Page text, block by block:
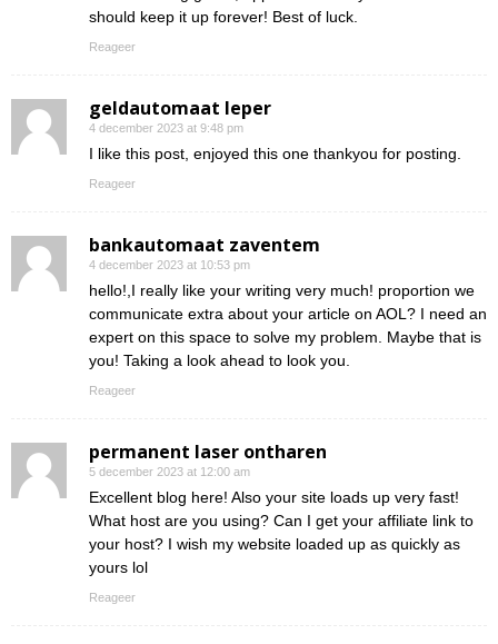
should keep it up forever! Best of luck.
Reageer
geldautomaat Ieper
4 december 2023 at 9:48 pm
I like this post, enjoyed this one thankyou for posting.
Reageer
bankautomaat zaventem
4 december 2023 at 10:53 pm
hello!,I really like your writing very much! proportion we
communicate extra about your article on AOL? I need an
expert on this space to solve my problem. Maybe that is
you! Taking a look ahead to look you.
Reageer
permanent laser ontharen
5 december 2023 at 12:00 am
Excellent blog here! Also your site loads up very fast!
What host are you using? Can I get your affiliate link to
your host? I wish my website loaded up as quickly as
yours lol
Reageer